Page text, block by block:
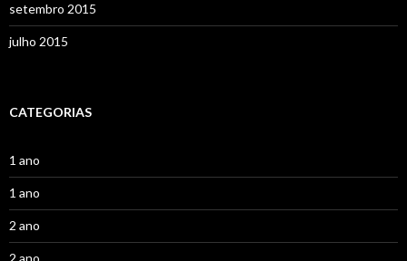
setembro 2015
julho 2015
CATEGORIAS
1 ano
1 ano
2 ano